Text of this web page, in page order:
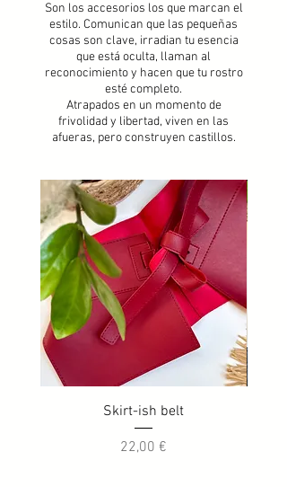
Son los accesorios los que marcan el
estilo. Comunican que las pequeñas
cosas son clave, irradian tu esencia
que está oculta, llaman al
reconocimiento y hacen que tu rostro
esté completo.
Atrapados en un momento de
frivolidad y libertad, viven en las
afueras, pero construyen castillos.
Skirt-ish belt
Precio
22,00 €